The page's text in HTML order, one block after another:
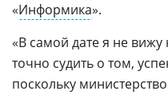
«Информика».
«В самой дате я не
точно судить о том,
поскольку